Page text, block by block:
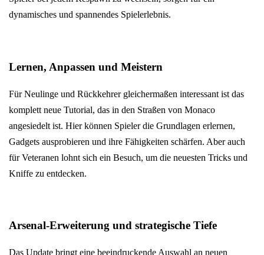
dynamisches und spannendes Spielerlebnis.
Lernen, Anpassen und Meistern
Für Neulinge und Rückkehrer gleichermaßen interessant ist das
komplett neue Tutorial, das in den Straßen von Monaco
angesiedelt ist. Hier können Spieler die Grundlagen erlernen,
Gadgets ausprobieren und ihre Fähigkeiten schärfen. Aber auch
für Veteranen lohnt sich ein Besuch, um die neuesten Tricks und
Kniffe zu entdecken.
Arsenal-Erweiterung und strategische Tiefe
Das Update bringt eine beeindruckende Auswahl an neuen